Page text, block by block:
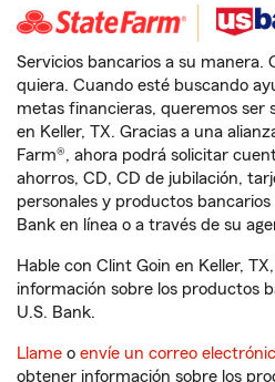
Servicios bancarios a su manera.
quiera. Cuando esté buscando
metas financieras, queremos ser
en Keller, TX. Gracias a una
Farm®, ahora podrá solicitar
ahorros, CD, CD de jubilación,
personales y productos bancarios
Bank en línea o a través de su
Hable con Clint Goin en Keller,
información sobre los productos
U.S. Bank.
Llame o envíe un correo
obtener información sobre los